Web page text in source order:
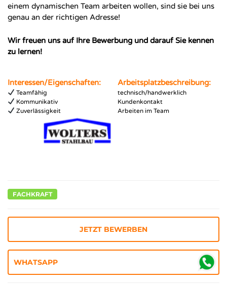
einem dynamischen Team arbeiten wollen, sind sie bei uns
genau an der richtigen Adresse!
Wir freuen uns auf Ihre Bewerbung und darauf Sie kennen
zu lernen!
Arbeitsplatzbeschreibung:
technisch/handwerklich
Kundenkontakt
Arbeiten im Team
Interessen/Eigenschaften:
Teamfähig
Kommunikativ
Zuverlässigkeit
FACHKRAFT
JETZT BEWERBEN